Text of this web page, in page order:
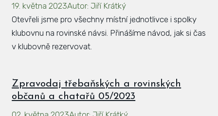
19. května 2023Autor: Jiří Krátký
Otevřeli jsme pro všechny místní jednotlivce i spolky
klubovnu na rovinské návsi. Přinášíme návod, jak si čas
v klubovně rezervovat.
Zpravodaj třebaňských a rovinských
občanů a chatařů 05/2023